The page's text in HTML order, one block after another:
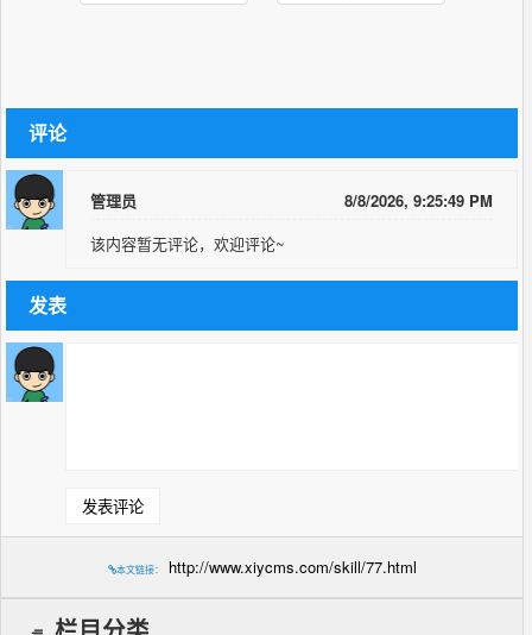
评论
8/8/2026, 9:25:49 PM
管理员
该内容暂无评论，欢迎评论~
发表
本文链接： http://www.xiycms.com/skill/77.html